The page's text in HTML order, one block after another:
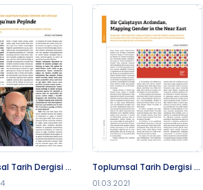
Tarih Dergisi -
Toplumsal Tarih Dergisi -
01.03.2021